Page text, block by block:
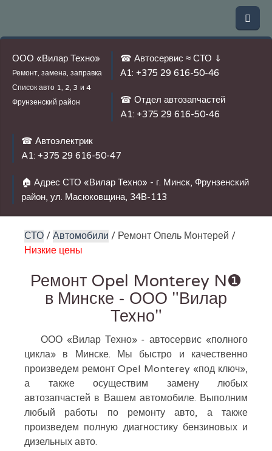
ООО «Вилар Техно»
Ремонт, замена, заправка
Список авто 1, 2, 3 и 4
Фрунзенский район
☎ Автосервис ≈ СТО ⇓
А1: +375 29 616-50-46
☎ Отдел автозапчастей
A1: +375 29 616-50-46
☎ Автоэлектрик
A1: +375 29 616-50-47
🏠 Адрес СТО «Вилар Техно» - г. Минск, Фрунзенский
район, ул. Масюковщина, 34В-113
СТО / Автомобили / Ремонт Опель Монтерей /
Низкие цены
Ремонт Opel Monterey N❶
в Минске - ООО "Вилар
Техно"
ООО «Вилар Техно» - автосервис «полного
цикла» в Минске. Мы быстро и качественно
произведем ремонт Opel Monterey «под ключ»,
а также осуществим замену любых
автозапчастей в Вашем автомобиле. Выполним
любый работы по ремонту авто, а также
произведем полную диагностику бензиновых и
дизельных авто.